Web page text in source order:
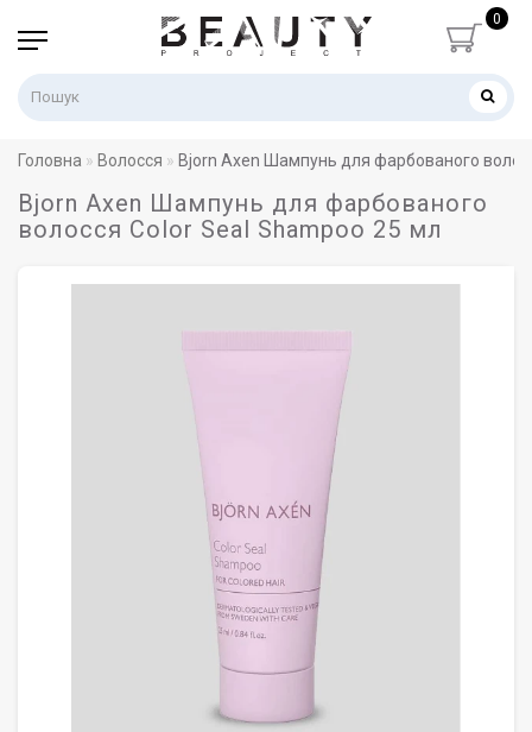
0
Головна Волосся Bjorn Axen Шампунь для фарбованого
Bjorn Axen Шампунь для фарбованого
волосся Color Seal Shampoo 25 мл